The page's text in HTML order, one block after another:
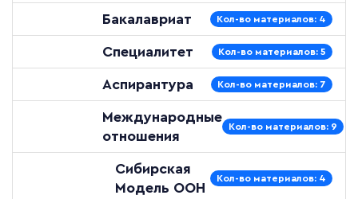
Бакалавриат Кол-во материалов: 4
Специалитет Кол-во материалов: 5
Аспирантура Кол-во материалов: 7
Международные
отношения
Кол-во материалов: 9
Сибирская
Модель ООН
Кол-во материалов: 4